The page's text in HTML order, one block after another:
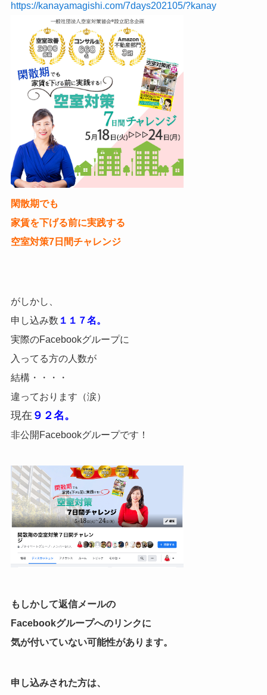
https://kanayamagishi.com/7days202105/?kanay
閑散期でも
家賃を下げる前に実践する
空室対策7日間チャレンジ
がしかし、
申し込み数 １１７名。
実際のFacebookグループに
入ってる方の人数が
結構・・・・
違っております（涙）
現在 ９２名。
非公開Facebookグループです！
もしかして返信メールの
Facebookグループへのリンクに
気が付いていない可能性があります。
申し込みされた方は、